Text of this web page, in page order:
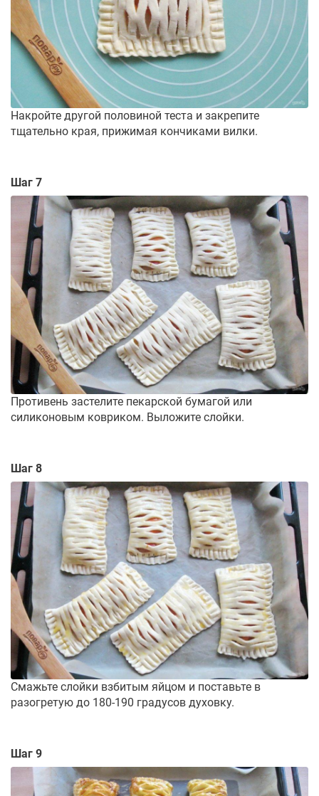
Накройте другой половиной теста и закрепите
тщательно края, прижимая кончиками вилки.
Шаг 7
Противень застелите пекарской бумагой или
силиконовым ковриком. Выложите слойки.
Шаг 8
Смажьте слойки взбитым яйцом и поставьте в
разогретую до 180-190 градусов духовку.
Шаг 9